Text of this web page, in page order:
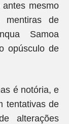
antes mesmo
mentiras de
Samoa
opúsculo de
é notória, e
tentativas de
alterações